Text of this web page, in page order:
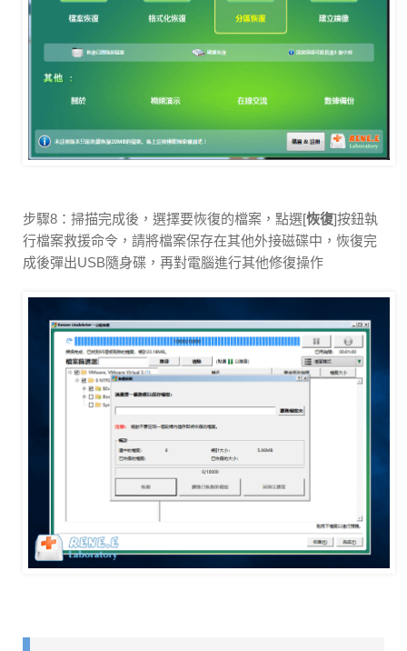
步驟8：掃描完成後，選擇要恢復的檔案，點選[恢復]按鈕執
行檔案救援命令，請將檔案保存在其他外接磁碟中，恢復完
成後彈出USB隨身碟，再對電腦進行其他修復操作